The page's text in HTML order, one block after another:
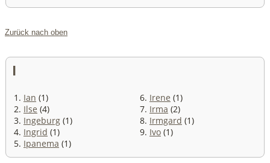
Zurück nach oben
I
1. Ian (1)
2. Ilse (4)
3. Ingeburg (1)
4. Ingrid (1)
5. Ipanema (1)
6. Irene (1)
7. Irma (2)
8. Irmgard (1)
9. Ivo (1)